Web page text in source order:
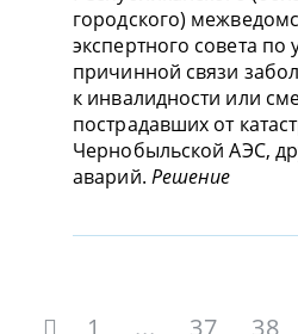
городского)
экспертного совета по
причинной связи
к инвалидности или
пострадавших от
Чернобыльской АЭС,
аварий. Решение
1 ... 37 38